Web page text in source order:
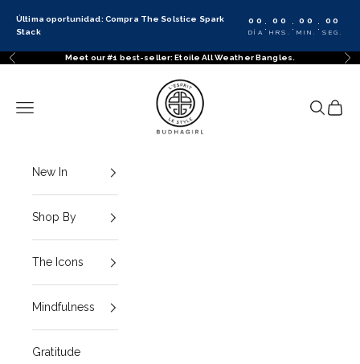
Última oportunidad: Compra The Solstice Spark
Stack
00
DÍA : 00
HRS. : 00
MIN. : 00
SEG.
Anterior Meet our #1 best-seller: Etoile All Weather Bangles.
BuDhaGirl
Menú
Buscar
Cesta
New In
Shop By
The Icons
Mindfulness
Gratitude